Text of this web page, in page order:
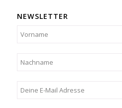
NEWSLETTER